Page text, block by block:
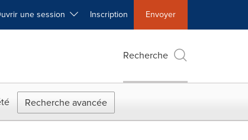
une session Inscription Envoyer
Recherche
Recherche avancée